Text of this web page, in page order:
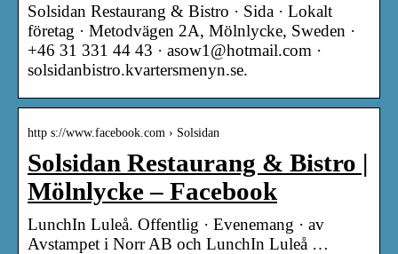
Solsidan Restaurang & Bistro · Sida · Lokalt
företag · Metodvägen 2A, Mölnlycke, Sweden ·
+46 31 331 44 43 · asow1@hotmail.com ·
solsidanbistro.kvartersmenyn.se.
http s://www.facebook.com › Solsidan
Solsidan Restaurang & Bistro |
Mölnlycke – Facebook
LunchIn Luleå. Offentlig · Evenemang · av
Avstampet i Norr AB och LunchIn Luleå …